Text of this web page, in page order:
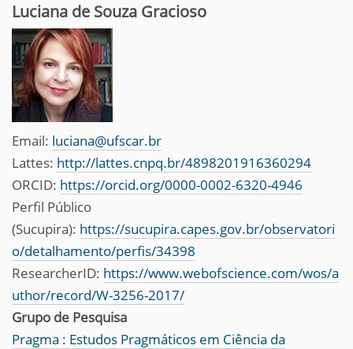
Luciana de Souza Gracioso
Email: luciana@ufscar.br
Lattes: http://lattes.cnpq.br/4898201916360294
ORCID: https://orcid.org/0000-0002-6320-4946
Perfil Público
(Sucupira): https://sucupira.capes.gov.br/observatori
o/detalhamento/perfis/34398
ResearcherID: https://www.webofscience.com/wos/a
uthor/record/W-3256-2017/
Grupo de Pesquisa
Pragma : Estudos Pragmáticos em Ciência da